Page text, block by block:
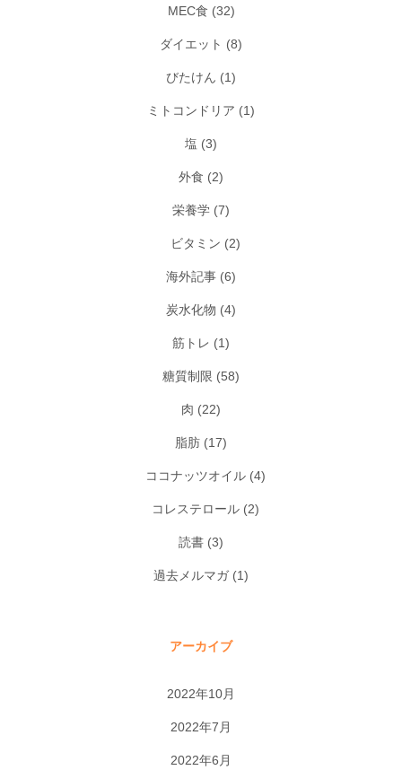
MEC食 (32)
ダイエット (8)
びたけん (1)
ミトコンドリア (1)
塩 (3)
外食 (2)
栄養学 (7)
ビタミン (2)
海外記事 (6)
炭水化物 (4)
筋トレ (1)
糖質制限 (58)
肉 (22)
脂肪 (17)
ココナッツオイル (4)
コレステロール (2)
読書 (3)
過去メルマガ(1)
アーカイブ
2022年10月
2022年7月
2022年6月